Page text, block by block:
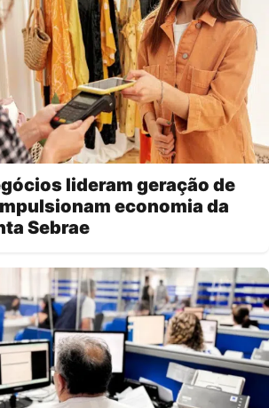
lideram geração de
economia da
Sebrae